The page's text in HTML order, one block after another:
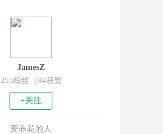
JamesZ
255粉丝 784获赞
+关注
爱养花的人